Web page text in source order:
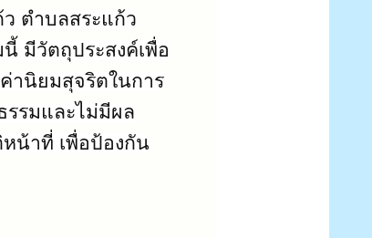
ตำบลสระแก้ว
มีวัตถุประสงค์เพื่อ
านิยมสุจริตในการ
รมและไม่มีผล
น้าที่ เพื่อป้องกัน